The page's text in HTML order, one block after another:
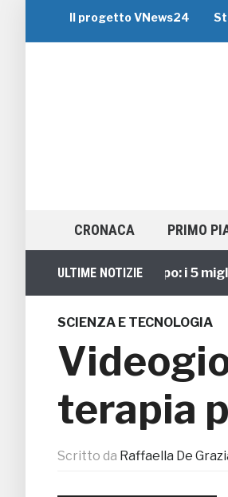
Il progetto VNews24
CRONACA PRIMO
ULTIME NOTIZIE
Viaggi di Gruppo: i 5 migliori
SCIENZA E TECNOLOGIA
terapia
Scritto da Raffaella De